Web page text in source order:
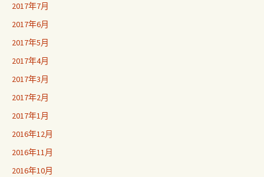
2017年7月
2017年6月
2017年5月
2017年4月
2017年3月
2017年2月
2017年1月
2016年12月
2016年11月
2016年10月